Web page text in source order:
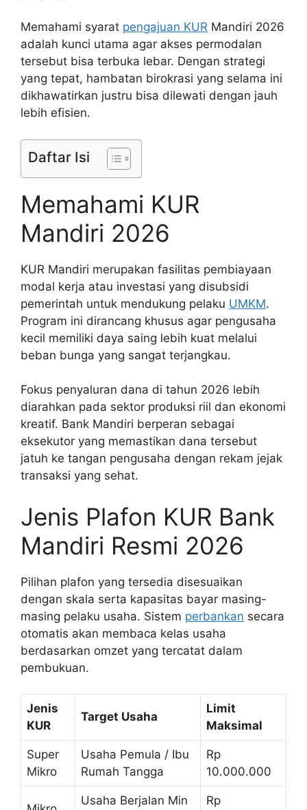
Memahami syarat pengajuan KUR Mandiri 2026
adalah kunci utama agar akses permodalan
tersebut bisa terbuka lebar. Dengan strategi
yang tepat, hambatan birokrasi yang selama ini
dikhawatirkan justru bisa dilewati dengan jauh
lebih efisien.
Daftar Isi
Memahami KUR
Mandiri 2026
KUR Mandiri merupakan fasilitas pembiayaan
modal kerja atau investasi yang disubsidi
pemerintah untuk mendukung pelaku UMKM.
Program ini dirancang khusus agar pengusaha
kecil memiliki daya saing lebih kuat melalui
beban bunga yang sangat terjangkau.
Fokus penyaluran dana di tahun 2026 lebih
diarahkan pada sektor produksi riil dan ekonomi
kreatif. Bank Mandiri berperan sebagai
eksekutor yang memastikan dana tersebut
jatuh ke tangan pengusaha dengan rekam jejak
transaksi yang sehat.
Jenis Plafon KUR Bank
Mandiri Resmi 2026
Pilihan plafon yang tersedia disesuaikan
dengan skala serta kapasitas bayar masing-
masing pelaku usaha. Sistem perbankan secara
otomatis akan membaca kelas usaha
berdasarkan omzet yang tercatat dalam
pembukuan.
Jenis
KUR
Target Usaha
Limit
Maksimal
Super
Mikro
Usaha Pemula / Ibu
Rumah Tangga
Rp
10.000.000
Usaha Berjalan Min
Rp